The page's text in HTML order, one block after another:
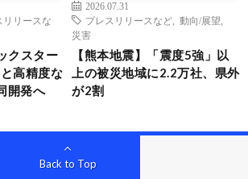
リリースな
クスター
高精度な
開発へ
2026.07.31
プレスリリースなど
動向/展望
災害
【熊本地震】「震度5強」以
上の被災地域に2.2万社、県外
が2割
Back to Top